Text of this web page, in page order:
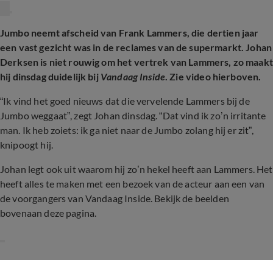
Jumbo neemt afscheid van Frank Lammers, die dertien jaar
een vast gezicht was in de reclames van de supermarkt. Johan
Derksen is niet rouwig om het vertrek van Lammers, zo maakt
hij dinsdag duidelijk bij Vandaag Inside. Zie video hierboven.
“Ik vind het goed nieuws dat die vervelende Lammers bij de
Jumbo weggaat”, zegt Johan dinsdag. “Dat vind ik zo’n irritante
man. Ik heb zoiets: ik ga niet naar de Jumbo zolang hij er zit”,
knipoogt hij.
Johan legt ook uit waarom hij zo’n hekel heeft aan Lammers. Het
heeft alles te maken met een bezoek van de acteur aan een van
de voorgangers van Vandaag Inside. Bekijk de beelden
bovenaan deze pagina.